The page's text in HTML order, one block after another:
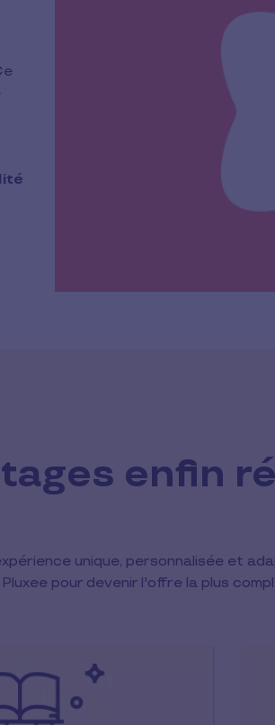
enfin
unique, personnalisée et
pour devenir l'offre la plus